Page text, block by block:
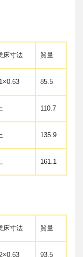
床寸法 質量
85.5
110.7
135.9
161.1
床寸法 質量
93.5